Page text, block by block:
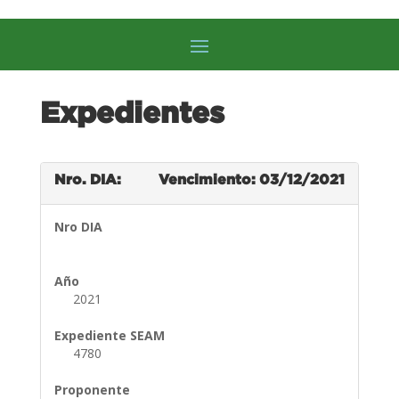
Expedientes
Nro. DIA: Vencimiento: 03/12/2021
Nro DIA
Año
2021
Expediente SEAM
4780
Proponente